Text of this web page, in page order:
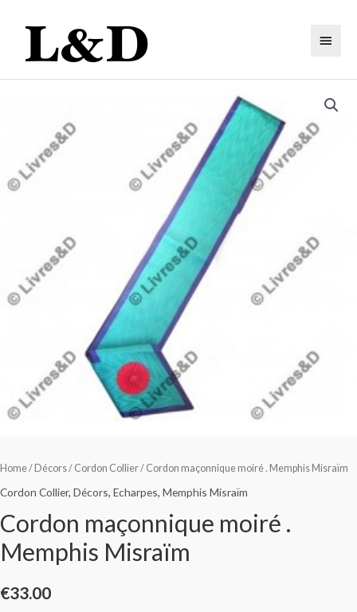
Home/ Décors/ Cordon Collier/ Cordon maçonnique moiré . Memphis Misraïm
Cordon Collier, Décors, Echarpes, Memphis Misraïm
Cordon maçonnique moiré .
Memphis Misraïm
€33.00